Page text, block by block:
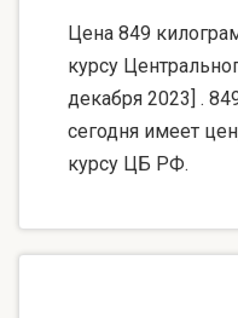
Цена 849
курсу
декабря 2023] .
сегодня имеет
курсу ЦБ РФ.